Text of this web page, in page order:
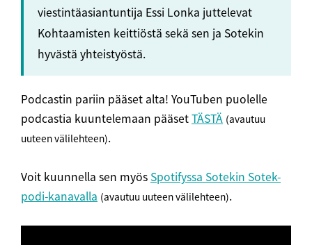
viestintäasiantuntija Essi Lonka juttelevat
Kohtaamisten keittiöstä sekä sen ja Sotekin
hyvästä yhteistyöstä.
Podcastin pariin pääset alta! YouTuben puolelle
podcastia kuuntelemaan pääsetTÄSTÄ (avautuu
uuteen välilehteen).
Voit kuunnella sen myös Spotifyssa Sotekin Sotek-
podi-kanavalla (avautuu uuteen välilehteen).